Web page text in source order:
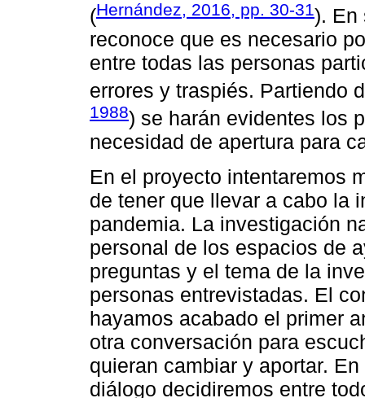
(Hernández, 2016, pp. 30-31). En
reconoce que es necesario
entre todas las personas
errores y traspiés. Partiendo
1988) se harán evidentes los
necesidad de apertura para
En el proyecto intentaremos
de tener que llevar a cabo la
pandemia. La investigación
personal de los espacios de
preguntas y el tema de la
personas entrevistadas. El
hayamos acabado el primer
otra conversación para
quieran cambiar y aportar.
diálogo decidiremos entre